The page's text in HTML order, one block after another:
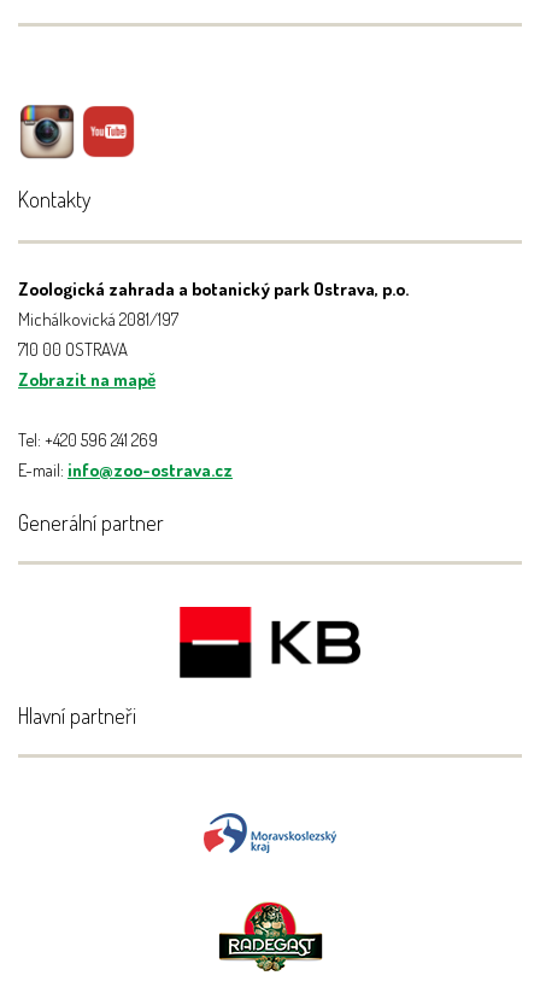
Kontakty
Zoologická zahrada a botanický park Ostrava, p.o.
Michálkovická 2081/197
710 00 OSTRAVA
Zobrazit na mapě
Tel: +420 596 241 269
E-mail: info@zoo-ostrava.cz
Generální partner
Hlavní partneři